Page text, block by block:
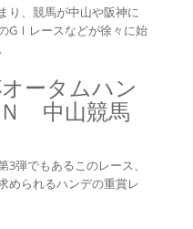
り、競馬が中山や阪神に
GⅠレースなどが徐々に始
ータムハン
中山競馬
弾でもあるこのレース、
められるハンデの重賞レ